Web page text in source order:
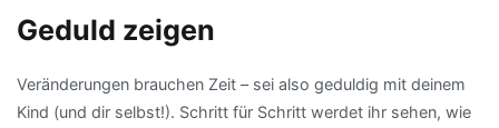
Geduld zeigen
Veränderungen brauchen Zeit – sei also geduldig mit deinem
Kind (und dir selbst!). Schritt für Schritt werdet ihr sehen, wie